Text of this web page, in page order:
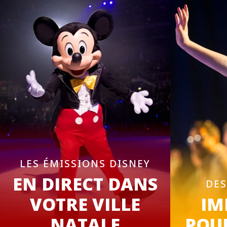
LES ÉMISSIONS DISNEY
EN DIRECT DANS
VOTRE VILLE